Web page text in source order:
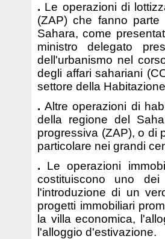
. Le operazioni di
(ZAP) che fanno
Sahara, come
ministro delegato
dell'urbanismo nel
degli affari sahariani
settore della
. Altre operazioni di
della regione del
progressiva (ZAP), o di
particolare nei grandi
. Le operazioni
costituiscono uno
l'introduzione di un
progetti immobiliari
la villa economica,
l'alloggio d'estivazione.